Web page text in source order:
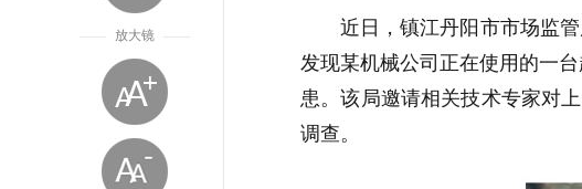
放大镜
近日，镇江丹阳市市场监
发现某机械公司正在使用的一
患。该局邀请相关技术专家对
调查。